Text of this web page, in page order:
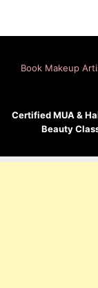
Book Makeup
Certified MUA &
Beauty